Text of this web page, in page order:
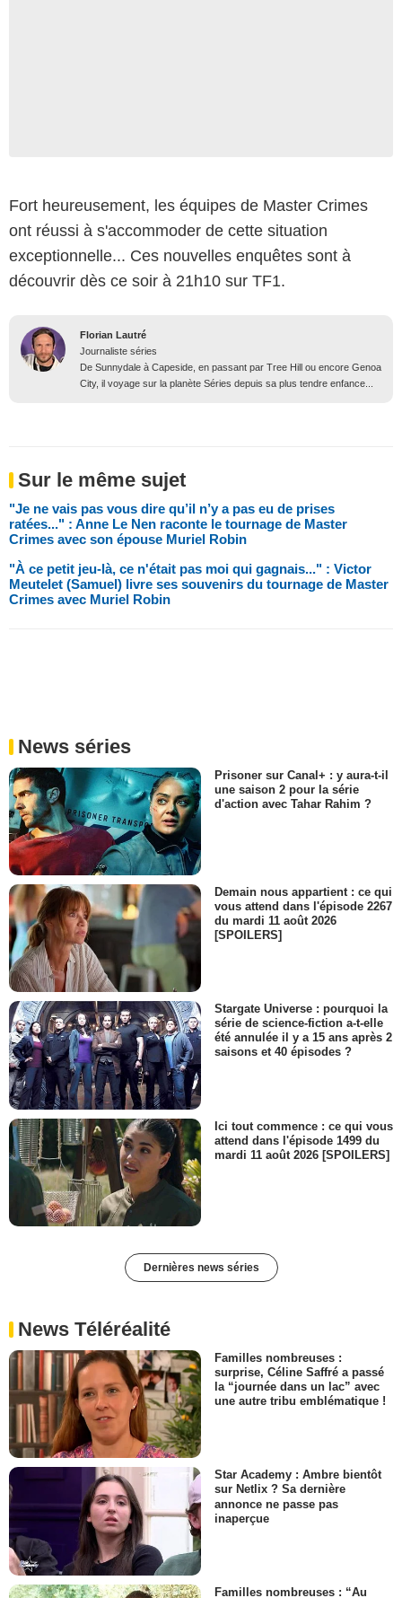
Fort heureusement, les équipes de Master Crimes
ont réussi à s'accommoder de cette situation
exceptionnelle... Ces nouvelles enquêtes sont à
découvrir dès ce soir à 21h10 sur TF1.
Florian Lautré
Journaliste séries
De Sunnydale à Capeside, en passant par Tree Hill ou encore Genoa
City, il voyage sur la planète Séries depuis sa plus tendre enfance...
Sur le même sujet
"Je ne vais pas vous dire qu’il n’y a pas eu de prises
ratées..." : Anne Le Nen raconte le tournage de Master
Crimes avec son épouse Muriel Robin
"À ce petit jeu-là, ce n'était pas moi qui gagnais..." : Victor
Meutelet (Samuel) livre ses souvenirs du tournage de Master
Crimes avec Muriel Robin
News séries
Prisoner sur Canal+ : y aura-t-il
une saison 2 pour la série
d'action avec Tahar Rahim ?
Demain nous appartient : ce qui
vous attend dans l'épisode 2267
du mardi 11 août 2026
[SPOILERS]
Stargate Universe : pourquoi la
série de science-fiction a-t-elle
été annulée il y a 15 ans après 2
saisons et 40 épisodes ?
Ici tout commence : ce qui vous
attend dans l'épisode 1499 du
mardi 11 août 2026 [SPOILERS]
Dernières news séries
News Téléréalité
Familles nombreuses :
surprise, Céline Saffré a passé
la “journée dans un lac” avec
une autre tribu emblématique !
Star Academy : Ambre bientôt
sur Netlix ? Sa dernière
annonce ne passe pas
inaperçue
Familles nombreuses : “Au